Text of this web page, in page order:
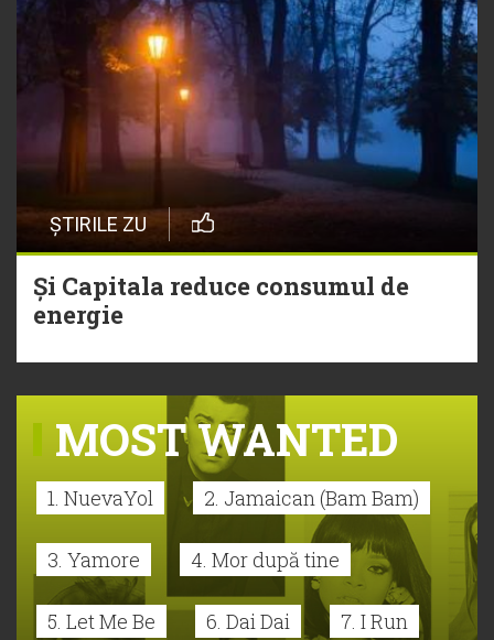
ȘTIRILE ZU
Și Capitala reduce consumul de
energie
MOST WANTED
1. NuevaYol 2. Jamaican (Bam Bam)
3. Yamore 4. Mor după tine
5. Let Me Be 6. Dai Dai 7. I Run